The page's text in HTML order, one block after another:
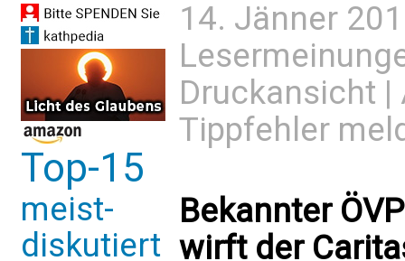
Top-15
meist-
diskutiert
14. Jänner
Druckansicht |
Tippfehler
Bekannter
wirft der